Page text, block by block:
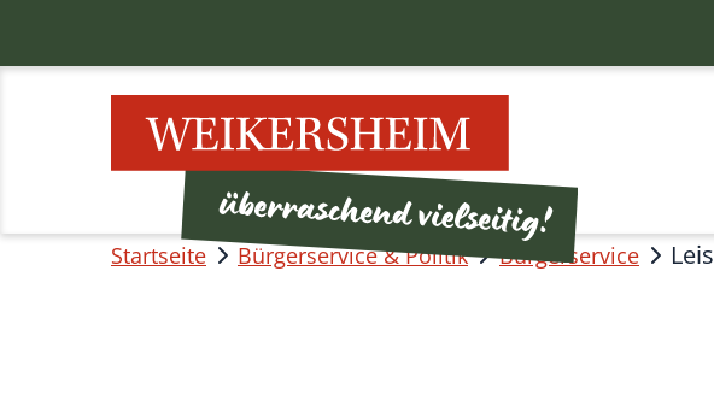
Startseite Bürgerservice & Politik Bürgerservice